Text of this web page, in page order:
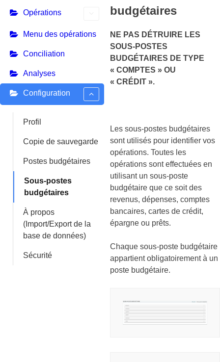
Opérations
Menu des opérations
Conciliation
Analyses
Configuration
Profil
Copie de sauvegarde
Postes budgétaires
Sous-postes
budgétaires
À propos
(Import/Export de la
base de données)
Sécurité
budgétaires
NE PAS DÉTRUIRE LES
SOUS-POSTES
BUDGÉTAIRES DE TYPE
« COMPTES » OU
« CRÉDIT ».
Les sous-postes budgétaires
sont utilisés pour identifier vos
opérations. Toutes les
opérations sont effectuées en
utilisant un sous-poste
budgétaire que ce soit des
revenus, dépenses, comptes
bancaires, cartes de crédit,
épargne ou prêts.
Chaque sous-poste budgétaire
appartient obligatoirement à un
poste budgétaire.